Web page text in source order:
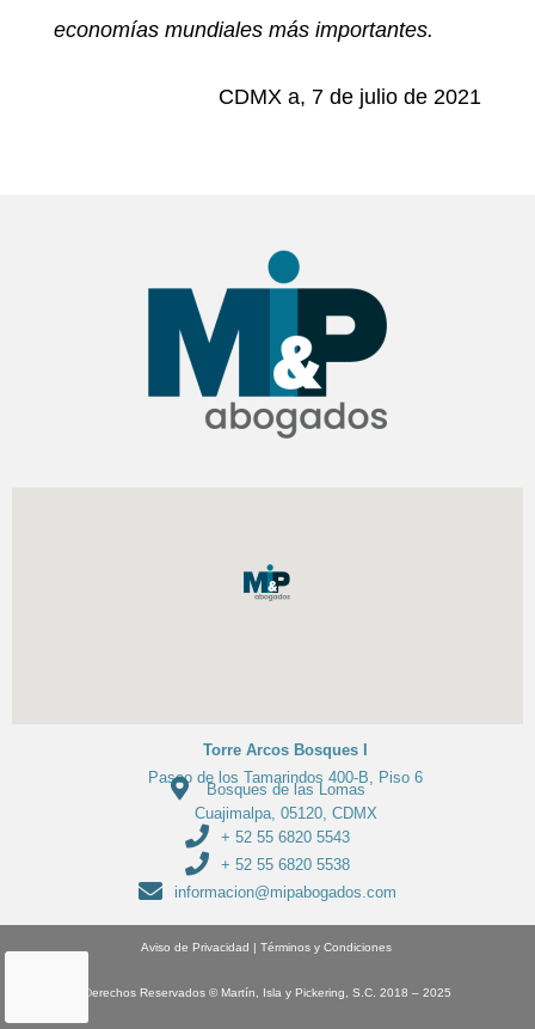
economías mundiales más importantes.
CDMX a, 7 de julio de 2021
Torre Arcos Bosques I
Paseo de los Tamarindos 400-B, Piso 6
Bosques de las Lomas
Cuajimalpa, 05120, CDMX
+ 52 55 6820 5543
+ 52 55 6820 5538
informacion@mipabogados.com
Aviso de Privacidad | Términos y Condiciones
Derechos Reservados © Martín, Isla y Pickering, S.C. 2018 – 2025